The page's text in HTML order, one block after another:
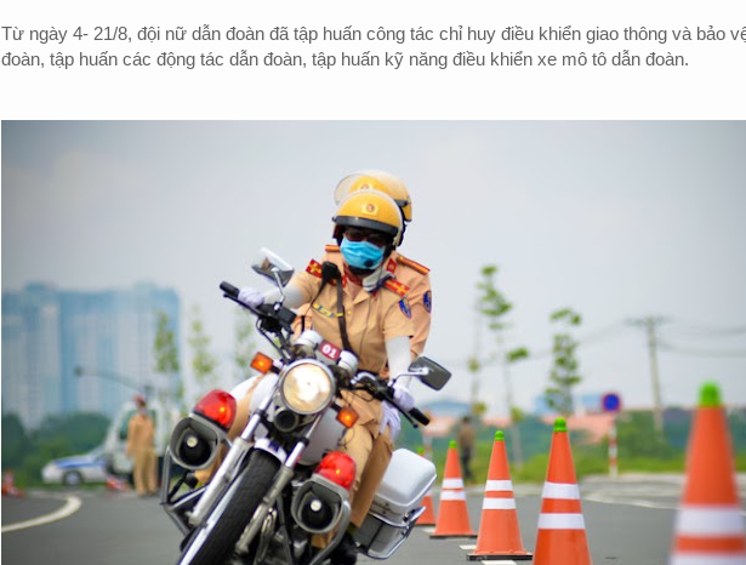
Từ ngày 4- 21/8, đội nữ dẫn đoàn đã tập huấn công tác chỉ huy điều khiển giao thông và bảo
đoàn, tập huấn các động tác dẫn đoàn, tập huấn kỹ năng điều khiển xe mô tô dẫn đoàn.